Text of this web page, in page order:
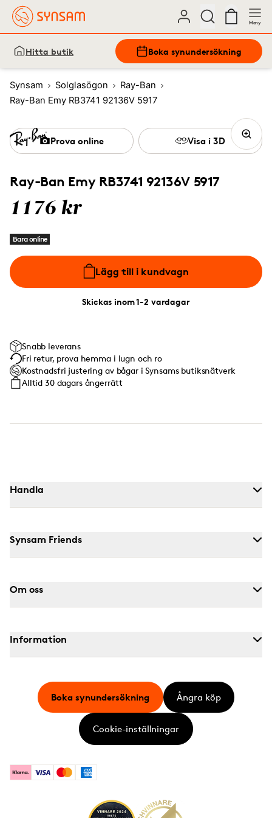
Meny
Hitta butik Boka synundersökning
Synsam Solglasögon
Ray-Ban
Ray-Ban Emy RB3741 92136V 5917
Ray-Ban Emy RB3741 92136V 5917
1176 kr
Bara online
Lägg till i kundvagn
Skickas inom 1-2 vardagar
Prova online Visa i 3D
Snabb leverans
Fri retur, prova hemma i lugn och ro
Kostnadsfri justering av bågar i Synsams butiksnätverk
Alltid 30 dagars ångerrätt
Handla
Synsam Friends
Om oss
Information
KlarnaVisa MastercardAmerican Express
Boka synundersökning Ångra köp
Cookie-inställningar